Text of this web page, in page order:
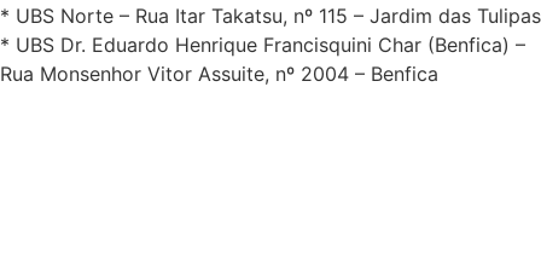
* UBS Norte – Rua Itar Takatsu, nº 115 – Jardim das Tulipas
* UBS Dr. Eduardo Henrique Francisquini Char (Benfica) –
Rua Monsenhor Vitor Assuite, nº 2004 – Benfica